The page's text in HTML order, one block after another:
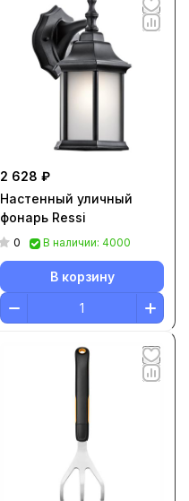
2 628 ₽
Настенный уличный
фонарь Ressi
0 В наличии: 4000
В корзину